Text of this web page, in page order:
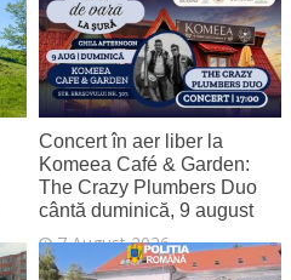
8 August 2026
Concert în aer liber la
Komeea Café & Garden:
The Crazy Plumbers Duo
cântă duminică, 9 august
7 August 2026